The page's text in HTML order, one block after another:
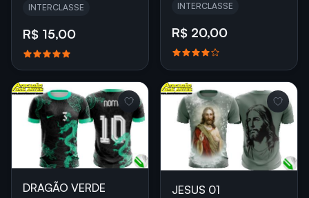
INTERCLASSE
R$ 15,00
INTERCLASSE
R$ 20,00
DRAGÃO VERDE JESUS 01